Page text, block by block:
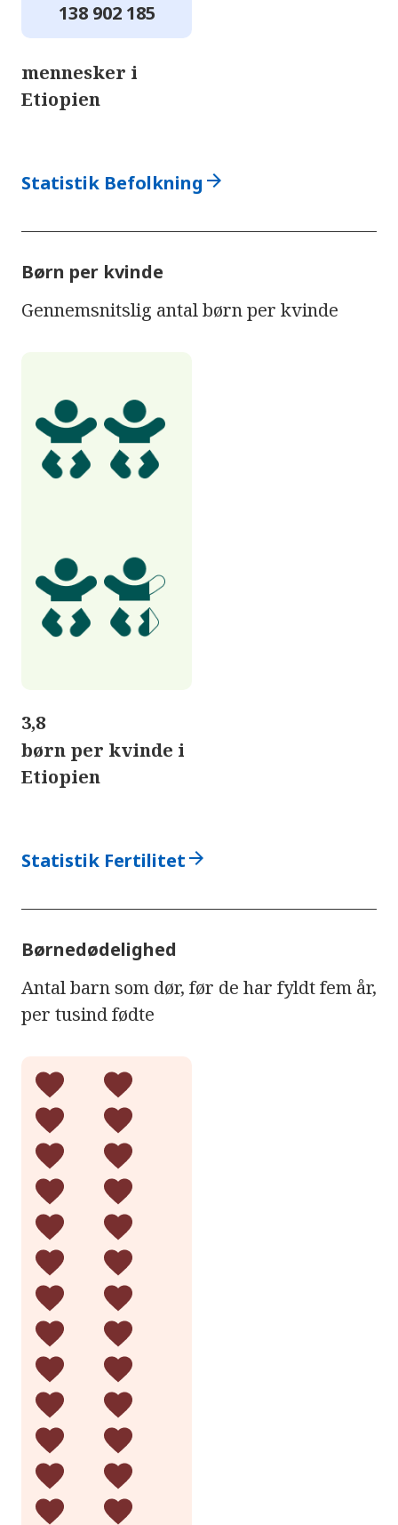
138 902 185
mennesker i
Etiopien
Statistik Befolkning arrow_forward
Børn per kvinde
Gennemsnitslig antal børn per kvinde
3,8
børn per kvinde i
Etiopien
Statistik Fertilitet arrow_forward
Børnedødelighed
Antal barn som dør, før de har fyldt fem år,
per tusind fødte